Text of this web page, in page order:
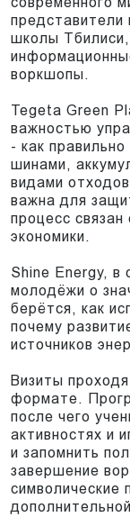
школы Тбилиси,
воркшопы.
Tegeta Green
важностью
- как
шинами,
видами
важна для
процесс связан
экономики.
Shine Energy, в
молодёжи о
берётся, как
почему
источников
Визиты
формате.
после чего
активностях и
и запомнить
завершение
символические